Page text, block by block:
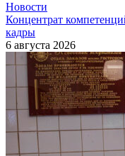
Новости
Концентрат
кадры
6 августа 2026